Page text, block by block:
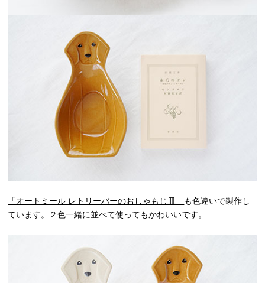
「オートミール レトリーバーのおしゃもじ皿」 も色違いで製作し
ています。２色一緒に並べて使ってもかわいいです。